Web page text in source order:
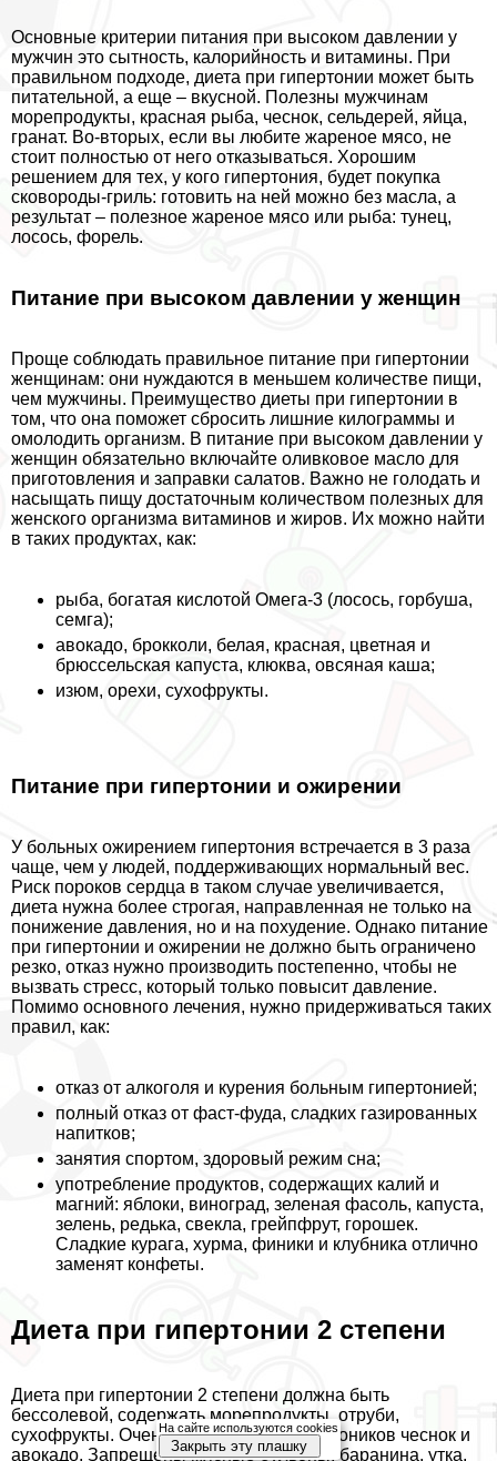
Основные критерии питания при высоком давлении у
мужчин это сытность, калорийность и витамины. При
правильном подходе, диета при гипертонии может быть
питательной, а еще – вкусной. Полезны мужчинам
морепродукты, красная рыба, чеснок, сельдерей, яйца,
гранат. Во-вторых, если вы любите жареное мясо, не
стоит полностью от него отказываться. Хорошим
решением для тех, у кого гипертония, будет покупка
сковороды-гриль: готовить на ней можно без масла, а
результат – полезное жареное мясо или рыба: тунец,
лосось, форель.
Питание при высоком давлении у женщин
Проще соблюдать правильное питание при гипертонии
женщинам: они нуждаются в меньшем количестве пищи,
чем мужчины. Преимущество диеты при гипертонии в
том, что она поможет сбросить лишние килограммы и
омолодить организм. В питание при высоком давлении у
женщин обязательно включайте оливковое масло для
приготовления и заправки салатов. Важно не голодать и
насыщать пищу достаточным количеством полезных для
женского организма витаминов и жиров. Их можно найти
в таких продуктах, как:
рыба, богатая кислотой Омега-3 (лосось, горбуша,
семга);
авокадо, брокколи, белая, красная, цветная и
брюссельская капуста, клюква, овсяная каша;
изюм, орехи, сухофрукты.
Питание при гипертонии и ожирении
У больных ожирением гипертония встречается в 3 раза
чаще, чем у людей, поддерживающих нормальный вес.
Риск пороков сердца в таком случае увеличивается,
диета нужна более строгая, направленная не только на
понижение давления, но и на похудение. Однако питание
при гипертонии и ожирении не должно быть ограничено
резко, отказ нужно производить постепенно, чтобы не
вызвать стресс, который только повысит давление.
Помимо основного лечения, нужно придерживаться таких
правил, как:
отказ от алкоголя и курения больным гипертонией;
полный отказ от фаст-фуда, сладких газированных
напитков;
занятия спортом, здоровый режим сна;
употрeбление продуктов, содержащих калий и
магний: яблоки, виноград, зеленая фасоль, капуста,
зелень, редька, свекла, грейпфрут, горошек.
Сладкие курага, хурма, финики и клубника отлично
заменят конфеты.
Диета при гипертонии 2 степени
Диета при гипертонии 2 степени должна быть
бессолевой, содержать морепродукты, отруби,
сухофрукты. Очень полезны для гипертоников чеснок и
авокадо. Запрещены мясные бульоны, бapaнина, утка,
На сайте используются cookies
Закрыть эту плашку